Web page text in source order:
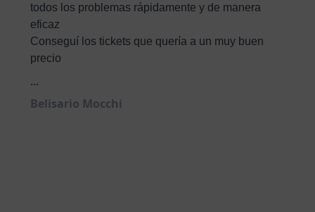
todos los problemas rápidamente y de manera
eficaz
Conseguí los tickets que quería a un muy buen
precio
...
Belisario Mocchi